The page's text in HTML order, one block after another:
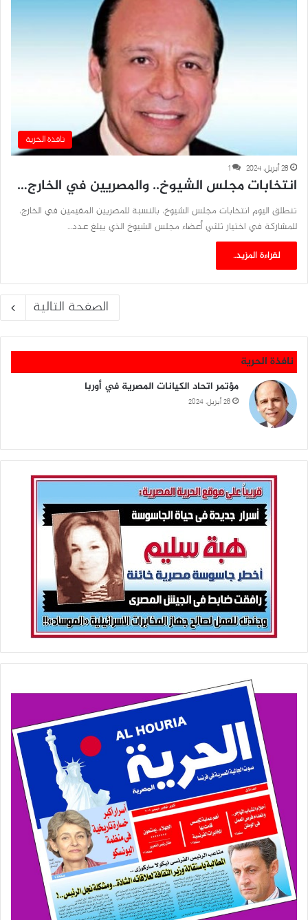
نافذة الحرية
28 أبريل، 2024 1
انتخابات مجلس الشيوخ.. والمصريين في الخارج…
تنطلق اليوم انتخابات مجلس الشيوخ، بالنسبة للمصريين المقيمين في الخارج،
للمشاركة في اختيار ثلثي أعضاء مجلس الشيوخ الذي يبلغ عدد…
لقراءة المزيد..
الصفحة التالية
نافذة الحرية
مؤتمر اتحاد الكيانات المصرية في أوربا
28 أبريل، 2024